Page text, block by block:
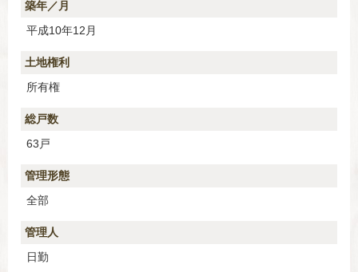
築年／月
平成10年12月
土地権利
所有権
総戸数
63戸
管理形態
全部
管理人
日勤